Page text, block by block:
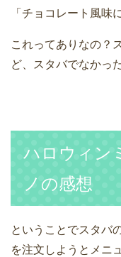
「チョコレート風味
これってありなの？
ど、スタバでなかっ
ハロウィン
ノの感想
ということでスタバ
を注文しようとメニ